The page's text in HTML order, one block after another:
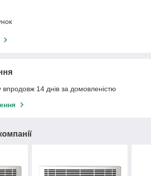
14 днів за домовленістю